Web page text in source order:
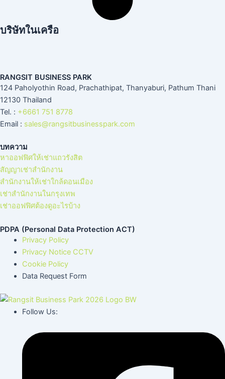
บริษัทในเครือ
RANGSIT BUSINESS PARK
124 Paholyothin Road, Prachathipat, Thanyaburi, Pathum Thani
12130 Thailand
Tel. : +6661 751 8778
Email : sales@rangsitbusinesspark.com
บทความ
หาออฟฟิศให้เช่าแถวรังสิต
สัญญาเช่าสำนักงาน
สำนักงานให้เช่าใกล้ดอนเมือง
เช่าสำนักงานในกรุงเทพ
เช่าออฟฟิศต้องดูอะไรบ้าง
PDPA (Personal Data Protection ACT)
Privacy Policy
Privacy Notice CCTV
Cookie Policy
Data Request Form
Follow Us: